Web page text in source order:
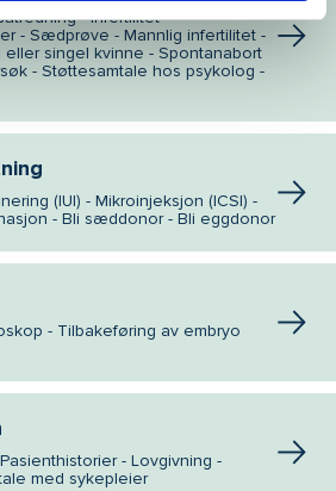
- Infertilitet -
- Sædprøve - Mannlig infertilitet -
eller singel kvinne - Spontanabort
- Støttesamtale hos psykolog -
(IUI) - Mikroinjeksjon (ICSI) -
- Bli sæddonor - Bli eggdonor
- Tilbakeføring av embryo
- Lovgivning -
med sykepleier